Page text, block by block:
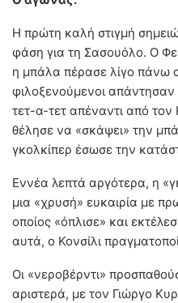
Η πρώτη καλή στιγμή
φάση για τη Σασουόλο. Ο
η μπάλα πέρασε λίγο πάνω
φιλοξενούμενοι απάντησαν
τετ-α-τετ απέναντι από
θέλησε να «σκάψει» την
γκολκίπερ έσωσε την
Εννέα λεπτά αργότερα, η
μια «χρυσή» ευκαιρία με
οποίος «όπλισε» και
αυτά, ο Κονσίλι
Οι «νεροβέρντι»
αριστερά, με τον Γιώργο